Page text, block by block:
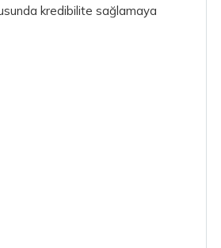
kredibilite sağlamaya